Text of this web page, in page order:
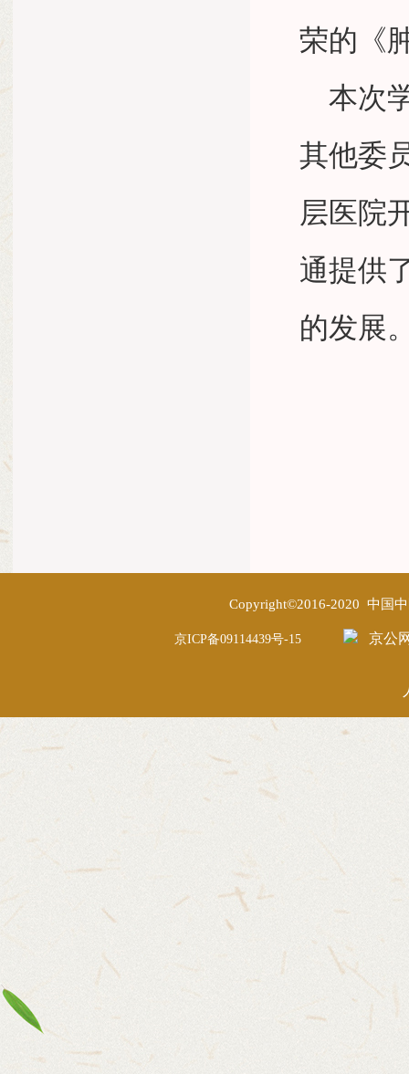
荣的《
本次
其他委
层医院
通提供
的发展
Copyright©2016-2020 中国
京ICP备09114439号-15 京公